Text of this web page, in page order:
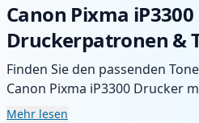
Canon Pixma iP3300
Druckerpatronen &
Finden Sie den passenden
Canon Pixma iP3300 Drucker
Auswahl an kompatiblen und
Mehr lesen